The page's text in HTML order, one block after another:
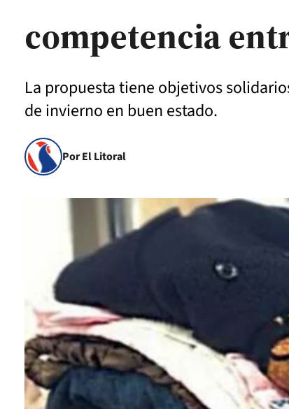
competencia
La propuesta tiene objetivos
de invierno en buen estado.
Por El Litoral